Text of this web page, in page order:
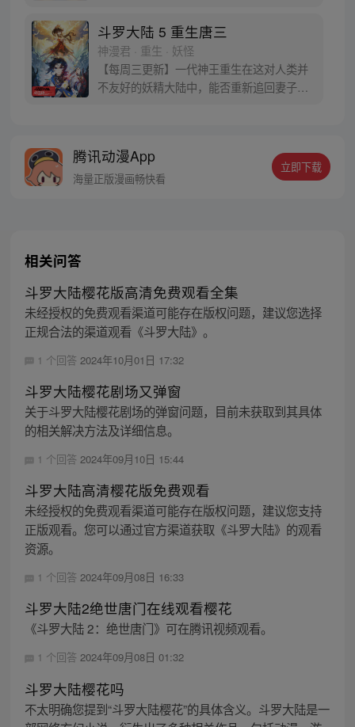
于是赶忙将其带回研究所进行孵化。蛋孵化
出来了，可孵出来的是一个婴儿，一个和人
类一模一样的孩子；与此同时，联邦研究所
正在解冻一名银色长发女子，而一名蓝发青
年则在海滨被人发现
斗罗大陆 5 重生唐三
神漫君 · 重生 · 妖怪
【每周三更新】一代神王重生在这对人类并
不友好的妖精大陆中，能否重新追回妻子。
腾讯动漫App
海量正版漫画畅快看
立即下载
相关问答
斗罗大陆樱花版高清免费观看全集
未经授权的免费观看渠道可能存在版权问题，建议您选择
正规合法的渠道观看《斗罗大陆》。
1 个回答 2024年10月01日 17:32
斗罗大陆樱花剧场又弹窗
关于斗罗大陆樱花剧场的弹窗问题，目前未获取到其具体
的相关解决方法及详细信息。
1 个回答 2024年09月10日 15:44
斗罗大陆高清樱花版免费观看
未经授权的免费观看渠道可能存在版权问题，建议您支持
正版观看。您可以通过官方渠道获取《斗罗大陆》的观看
资源。
1 个回答 2024年09月08日 16:33
斗罗大陆2绝世唐门在线观看樱花
《斗罗大陆 2：绝世唐门》可在腾讯视频观看。
1 个回答 2024年09月08日 01:32
斗罗大陆樱花吗
不太明确您提到“斗罗大陆樱花”的具体含义。斗罗大陆是一